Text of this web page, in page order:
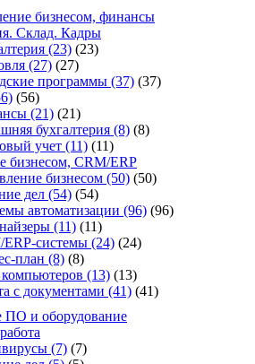
бизнесом, финансы
Склад. Кадры
(23) (23)
(27) (27)
программы (37) (37)
(56)
(21) (21)
бухгалтерия (8) (8)
учет (11) (11)
бизнесом, CRM/ERP
бизнесом (50) (50)
дел (54) (54)
автоматизации (96) (96)
(11) (11)
ERP-системы (24) (24)
план (8) (8)
(13) (13)
с документами (41) (41)
ПО и оборудование
(7) (7)